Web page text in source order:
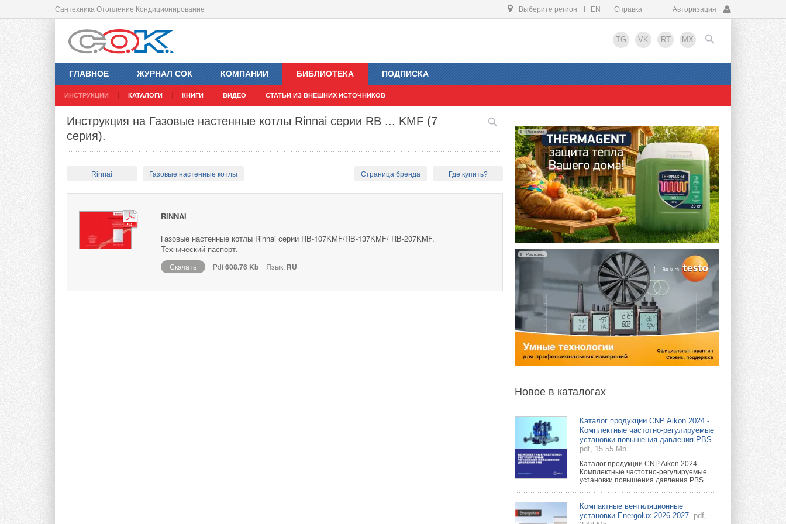
Сантехника Отопление Кондиционирование Выберите регион EN Справка Авторизация
TG VK RT MX
ГЛАВНОЕ ЖУРНАЛ СОК КОМПАНИИ БИБЛИОТЕКА
ИНСТРУКЦИИ КАТАЛОГИ КНИГИ ВИДЕО СТАТЬИ ИЗ ВНЕШНИХ ИСТОЧНИКОВ
ПОДПИСКА
EN
Инструкция на Газовые настенные котлы Rinnai серии RB ... KMF (7
серия).
Rinnai Газовые настенные котлы Страница бренда Где купить?
RINNAI
Газовые настенные котлы Rinnai серии RB-107KMF/RB-137KMF/ RB-207KMF.
Технический паспорт.
Скачать Pdf608.76 Kb Язык: RU
Реклама
Реклама
Новое в каталогах
Каталог продукции CNP Aikon 2024 -
Комплектные частотно-регулируемые
установки повышения давления PBS.
pdf, 15.55 Mb
Каталог продукции CNP Aikon 2024 -
Комплектные частотно-регулируемые
установки повышения давления PBS
Компактные вентиляционные
установки Energolux 2026-2027. pdf,